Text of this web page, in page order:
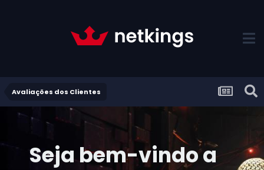
Avaliações dos Clientes
Seja bem-vindo a